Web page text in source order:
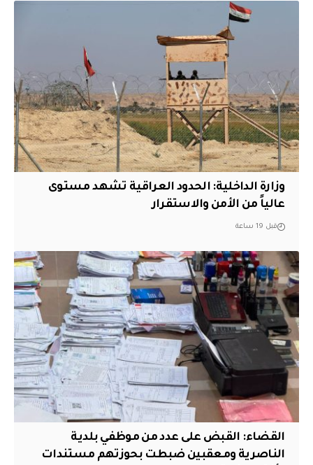
وزارة الداخلية: الحدود العراقية تشهد مستوى
عالياً من الأمن والاستقرار
قبل 19 ساعة
القضاء: القبض على عدد من موظفي بلدية
الناصرية ومعقبين ضبطت بحوزتهم مستندات